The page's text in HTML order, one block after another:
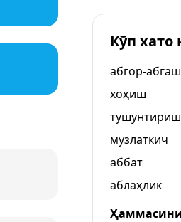
Кўп хато
абгор-
хоҳиш
тушунтириш
музлаткич
аббат
аблаҳлик